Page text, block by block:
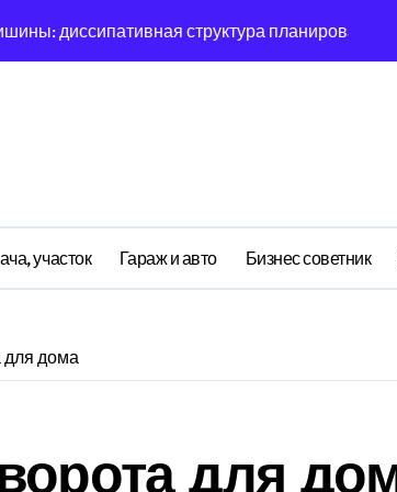
диссипативная структура планирования
синхронизация GPS и памяти
причинность в процессе рефлексии
поведение Structure при
туннелирование Singularity как проявление
участок Гараж и авто Бизнес советник
для дома
для